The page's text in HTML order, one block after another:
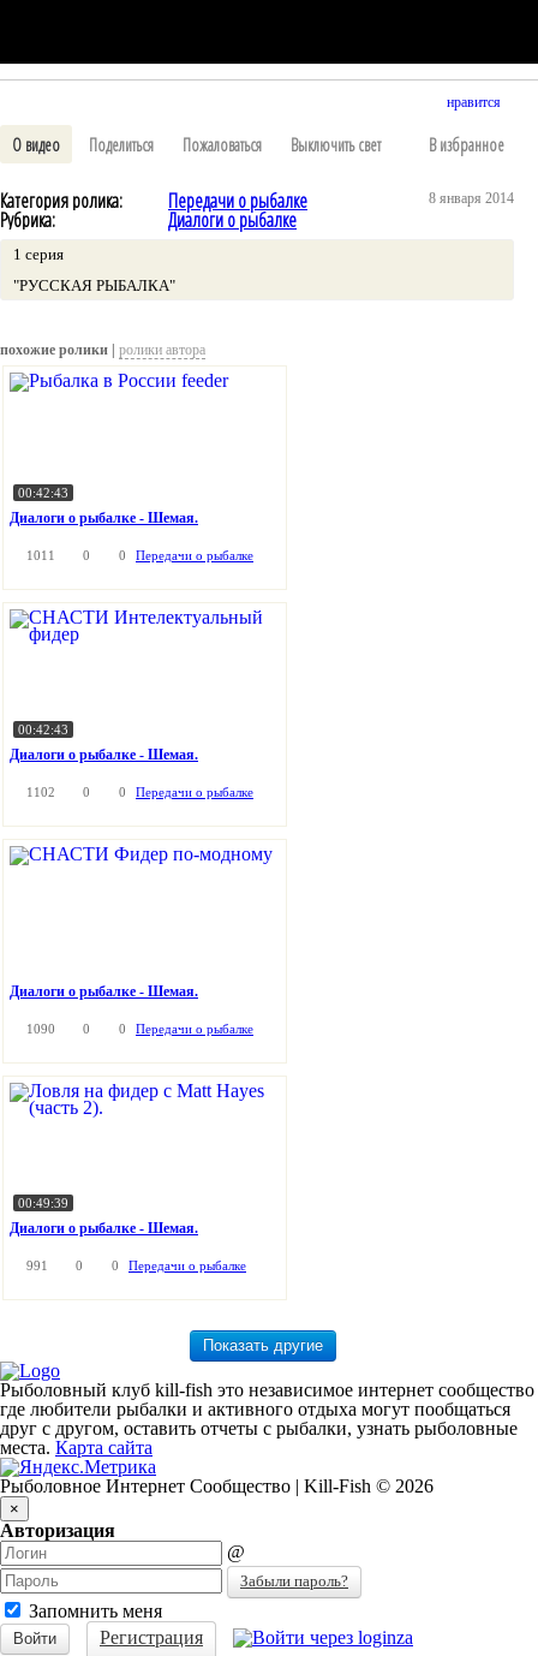
нравится
О видео Поделиться Пожаловаться Выключить свет В избранное
Категория ролика: Передачи о рыбалке
Рубрика: Диалоги о рыбалке
1 серия
"РУССКАЯ РЫБАЛКА"
8 января 2014
похожие ролики | ролики автора
00:42:43
Диалоги о рыбалке - Шемая.
1011 0 0 Передачи о рыбалке
00:42:43
Диалоги о рыбалке - Шемая.
1102 0 0 Передачи о рыбалке
Диалоги о рыбалке - Шемая.
1090 0 0 Передачи о рыбалке
00:49:39
Диалоги о рыбалке - Шемая.
991 0 0 Передачи о рыбалке
Рыболовный клуб kill-fish это независимое интернет сообщество
где любители рыбалки и активного отдыха могут пообщаться
друг с другом, оставить отчеты с рыбалки, узнать рыболовные
места. Карта сайта
Рыболовное Интернет Сообщество | Kill-Fish © 2026
×
Авторизация
@
Забыли пароль?
Запомнить меня
Войти Регистрация